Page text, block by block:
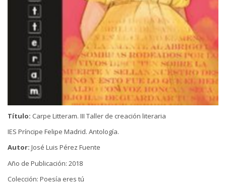
Título: Carpe Litteram. III Taller de creación literaria
IES Príncipe Felipe Madrid. Antología.
Autor: José Luis Pérez Fuente
Año de Publicación: 2018
Colección: Poesía eres tú